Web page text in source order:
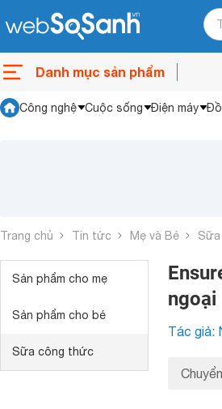
Danh mục sản phẩm
Công nghệ Cuộc sống Điện máy
Trang chủ Tin tức Mẹ và Bé
Sản phẩm cho mẹ
Sản phẩm cho bé
Sữa công thức
ngoại
Tác giả: